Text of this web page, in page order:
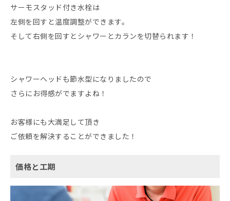
サーモスタッド付き水栓は
左側を回すと温度調整ができます。
そして右側を回すとシャワーとカランを切替られます！
シャワーヘッドも節水型になりましたので
さらにお得感がでますよね！
お客様にも大満足して頂き
ご依頼を解決することができました！
価格と工期